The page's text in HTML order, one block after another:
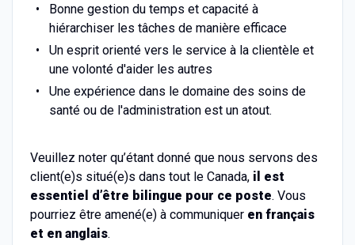
Bonne gestion du temps et capacité à
hiérarchiser les tâches de manière efficace
Un esprit orienté vers le service à la clientèle et
une volonté d'aider les autres
Une expérience dans le domaine des soins de
santé ou de l'administration est un atout.
Veuillez noter qu’étant donné que nous servons des
client(e)s situé(e)s dans tout le Canada, il est
essentiel d’être bilingue pour ce poste. Vous
pourriez être amené(e) à communiquer en français
et en anglais.